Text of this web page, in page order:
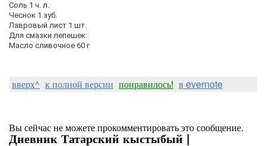
Соль 1 ч. л.
Чеснок 1 зуб.
Лавровый лист 1 шт.
Для смазки лепешек:
Масло сливочное 60 г
вверх^ к полной версии понравилось! в evernote
Вы сейчас не можете прокомментировать это сообщение.
Дневник Татарский кыстыбый |